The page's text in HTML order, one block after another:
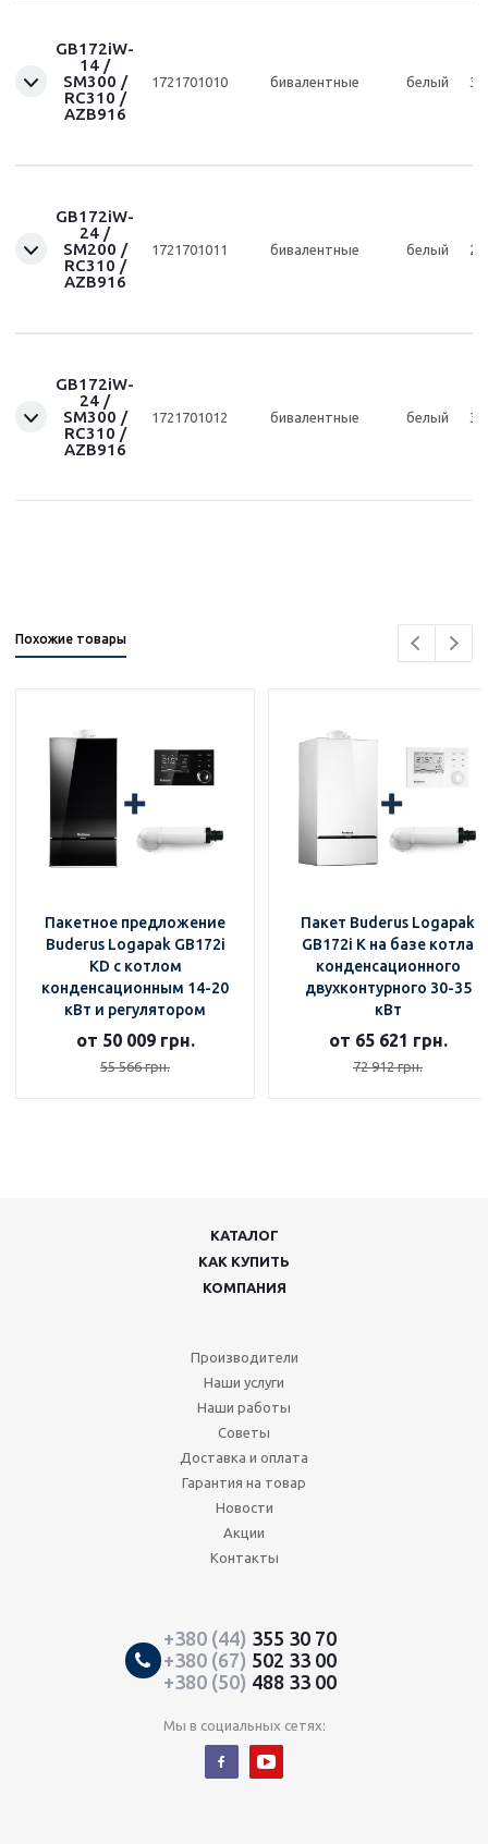
GB172iW-
14 /
SM300 /
RC310 /
AZB916
1721701010 бивалентные белый
GB172iW-
24 /
SM200 /
RC310 /
AZB916
1721701011 бивалентные белый
GB172iW-
24 /
SM300 /
RC310 /
AZB916
1721701012 бивалентные белый
Похожие товары
Пакетное предложение
Buderus Logapak GB172i
KD с котлом
конденсационным 14-20
кВт и регулятором
от 50 009 грн.
55 566 грн.
Пакет Buderus Logapak
GB172i K на базе котла
конденсационного
двухконтурного 30-35
кВт
от 65 621 грн.
72 912 грн.
КАТАЛОГ
КАК КУПИТЬ
КОМПАНИЯ
Производители
Наши услуги
Наши работы
Советы
Доставка и оплата
Гарантия на товар
Новости
Акции
Контакты
+380 (44) 355 30 70
+380 (67) 502 33 00
+380 (50) 488 33 00
Мы в социальных сетях: